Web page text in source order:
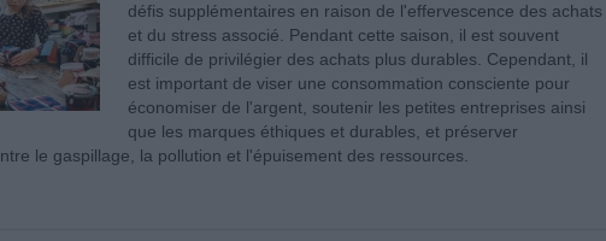
défis supplémentaires en raison de l'effervescence des achats
et du stress associé. Pendant cette saison, il est souvent
difficile de privilégier des achats plus durables. Cependant, il
est important de viser une consommation consciente pour
économiser de l'argent, soutenir les petites entreprises ainsi
que les marques éthiques et durables, et préserver
le gaspillage, la pollution et l'épuisement des ressources.